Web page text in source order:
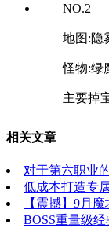
NO.2
地图:隐
怪物:绿
主要掉
相关文章
对于第六职业
低成本打造专
【震撼】9月
BOSS重量级